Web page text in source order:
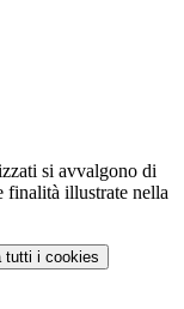
si avvalgono di
finalità illustrate nella
tutti i cookies